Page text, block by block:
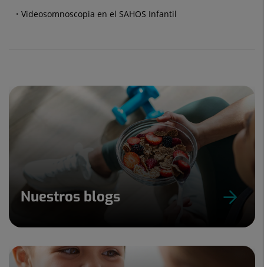
Videosomnoscopia en el SAHOS Infantil
Nuestros blogs